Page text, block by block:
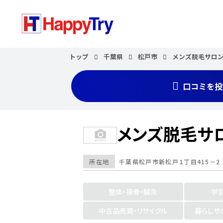
トップ 千葉県 松戸市 メンズ脱毛サロ
口コミを
メンズ脱毛サ
所在地 千葉県松戸市新松戸１丁目415－2
整体・接骨・鍼灸
学
中古品売買・リサイクル
暮らしサ